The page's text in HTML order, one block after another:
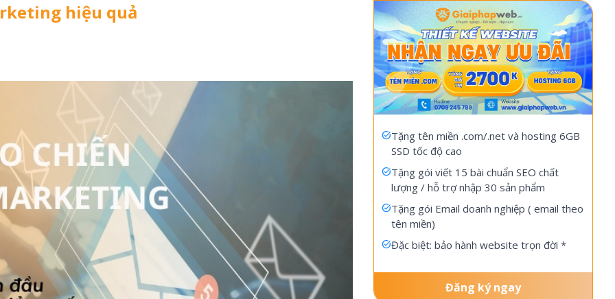
hiệu quả
Tặng tên miền .com/.net và hosting 6GB
SSD tốc độ cao
Tặng gói viết 15 bài chuẩn SEO chất
lượng / hỗ trợ nhập 30 sản phẩm
Tặng gói Email doanh nghiệp ( email theo
tên miền)
Đặc biệt: bảo hành website trọn đời *
Đăng ký ngay